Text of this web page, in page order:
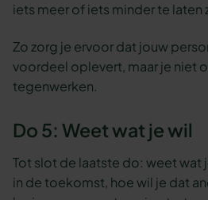
iets meer of iets minder te laten
Zo zorg je ervoor dat jouw
voordeel oplevert, maar je niet
tegenwerken.
Do 5: Weet wat je wil
Tot slot de laatste do: weet wat
in de toekomst, hoe wil je dat